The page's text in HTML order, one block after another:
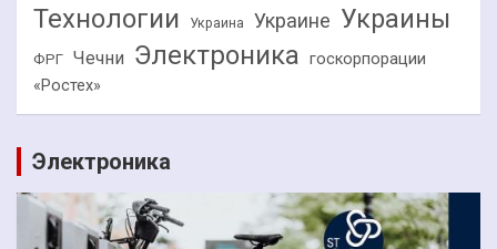
Технологии Украина Украине Украины
ФРГ Чечни Электроника госкорпорации
«Ростех»
Электроника